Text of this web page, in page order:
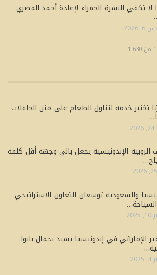
لا تكفي النشرة الحمراء لإعادة أحمد المصري
1 من 1٬630
تختبر خدمة لتناول الطعام على متن الحافلات
الإندونيسية يجعل بالي وجهة أقل كلفة
والسعودية توسعان التعاون الاستراتيجي
الإماراتي في إندونيسيا يشيد بجمال بابوا